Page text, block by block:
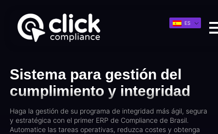
ES
Sistema para gestión del
cumplimiento y integridad
Haga la gestión de su programa de integridad más ágil, segura
y estratégica con el primer ERP de Compliance de Brasil.
Automatice las tareas operativas, reduzca costes y obtenga